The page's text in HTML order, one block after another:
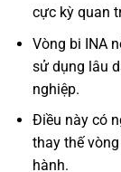
cực kỳ quan
Vòng bi INA
sử dụng lâu
nghiệp.
Điều này có
thay thế
hành.